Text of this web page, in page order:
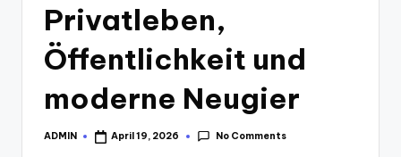
Privatleben,
Öffentlichkeit und
moderne Neugier
Posted
ADMIN April 19, 2026 No Comments